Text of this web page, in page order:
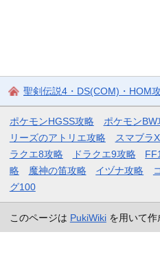
聖剣伝説4・DS(COM)・HOM
ポケモンHGSS攻略 ポケモンBW
リーズのアトリエ攻略
スマブラ
ラクエ8攻略
ドラクエ9攻略
略
魔神の笛攻略 イヅナ攻略
グ100
このページは PukiWikiを用いて作